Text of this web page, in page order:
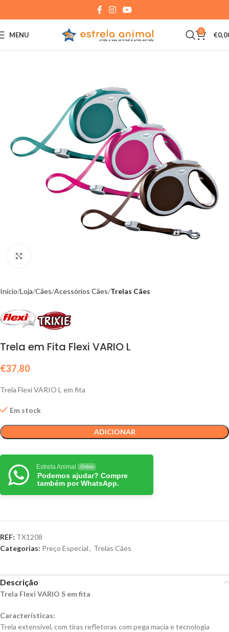
MENU 0 €
Início Loja Cães Acessórios Cães Trelas Cães
Trela em Fita Flexi VARIO L
€37,80
Trela Flexi VARIO L em fita
Em stock
ADICIONAR
Estrela Animal Online
Podemos ajudar? Compre
também por WhatsApp.
REF: TX1208
Categorias: Preço Especial, Trelas Cães
Descrição
Trela Flexi VARIO S em fita
Características:
Trela extensível, com tiras refletoras com pega macia e tecnologia